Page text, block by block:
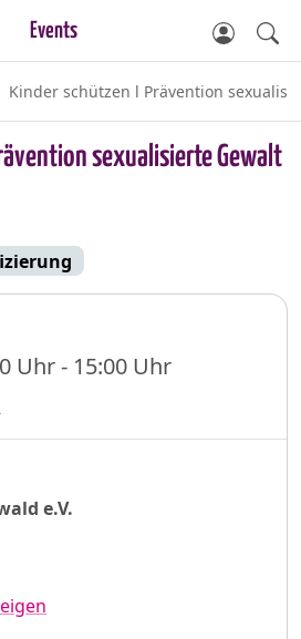
Events
Kinder schützen l Prävention
sexualisierte Gewalt
Uhr - 15:00 Uhr
e.V.